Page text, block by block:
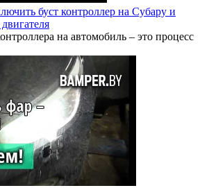
буст контроллер на Субару и
на автомобиль – это процесс